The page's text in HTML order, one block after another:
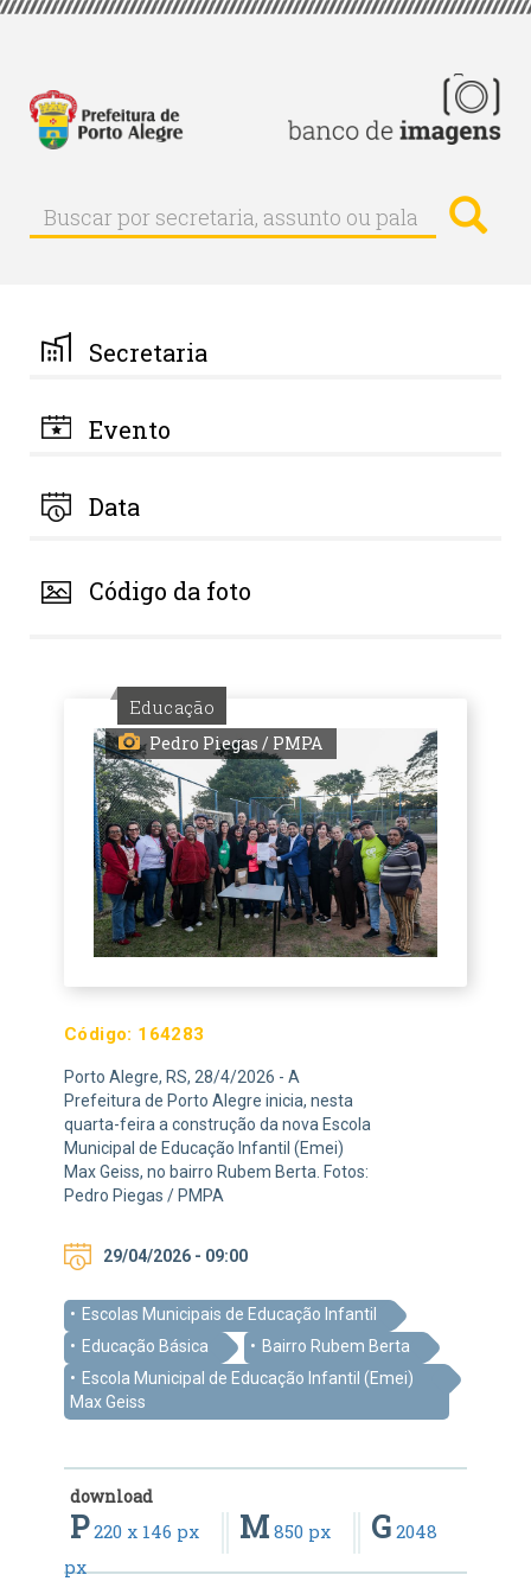
Pular
principal
Buscar
Buscar
por
palavra-
chave
Secretaria
Evento
Data
Código da foto
Educação
Pedro Piegas / PMPA
Código: 164283
Porto Alegre, RS, 28/4/2026 - A
Prefeitura de Porto Alegre inicia, nesta
quarta-feira a construção da nova Escola
Municipal de Educação Infantil (Emei)
Max Geiss, no bairro Rubem Berta. Fotos:
Pedro Piegas / PMPA
29/04/2026 - 09:00
Escolas Municipais de Educação Infantil
Educação Básica
Bairro Rubem Berta
Escola Municipal de Educação Infantil (Emei)
Max Geiss
download
P220 x 146 px M 850 px G 2048
px